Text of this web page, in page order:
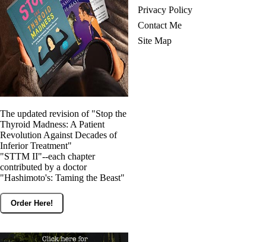
The updated revision of "Stop the
Thyroid Madness: A Patient
Revolution Against Decades of
Inferior Treatment"
"STTM II"--each chapter
contributed by a doctor
"Hashimoto's: Taming the Beast"
Order Here!
Privacy Policy
Contact Me
Site Map